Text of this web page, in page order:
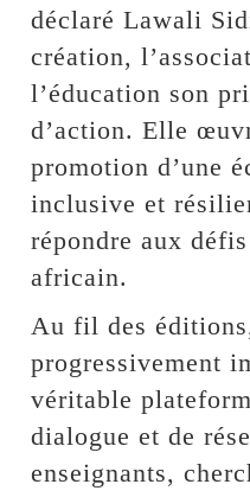
déclaré Lawali
création,
l’éducation son
d’action. Elle
promotion d’une
inclusive et
répondre aux
africain.
Au fil des
progressivement
véritable
dialogue et de
enseignants,